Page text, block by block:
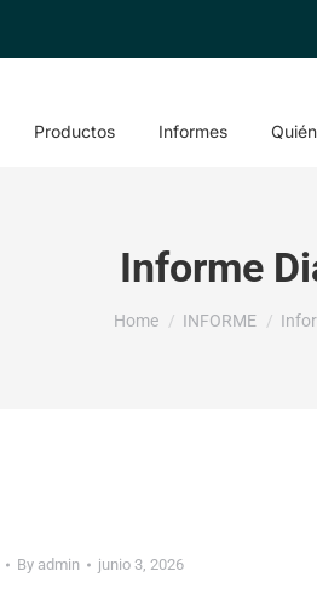
Productos Informes
Informe
You are here:
Home INFORME
By admin junio 3, 2026